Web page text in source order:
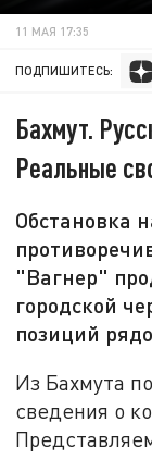
11 МАЯ 17:35
ПОДПИШИТЕСЬ:
Бахмут.
Реальные
Обстановка
"Вагнер"
городской
позиций
Из Бахмута
сведения о